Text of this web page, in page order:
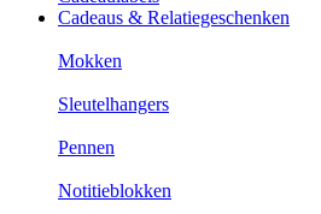
Cadeaus & Relatiegeschenken
Mokken
Sleutelhangers
Pennen
Notitieblokken